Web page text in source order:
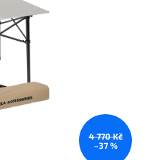
4 770 Kč
–37 %